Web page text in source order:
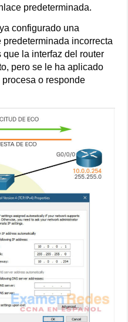
predeterminada.
configurado una
incorrecta
la interfaz del router
pero se le ha aplicado
o responde